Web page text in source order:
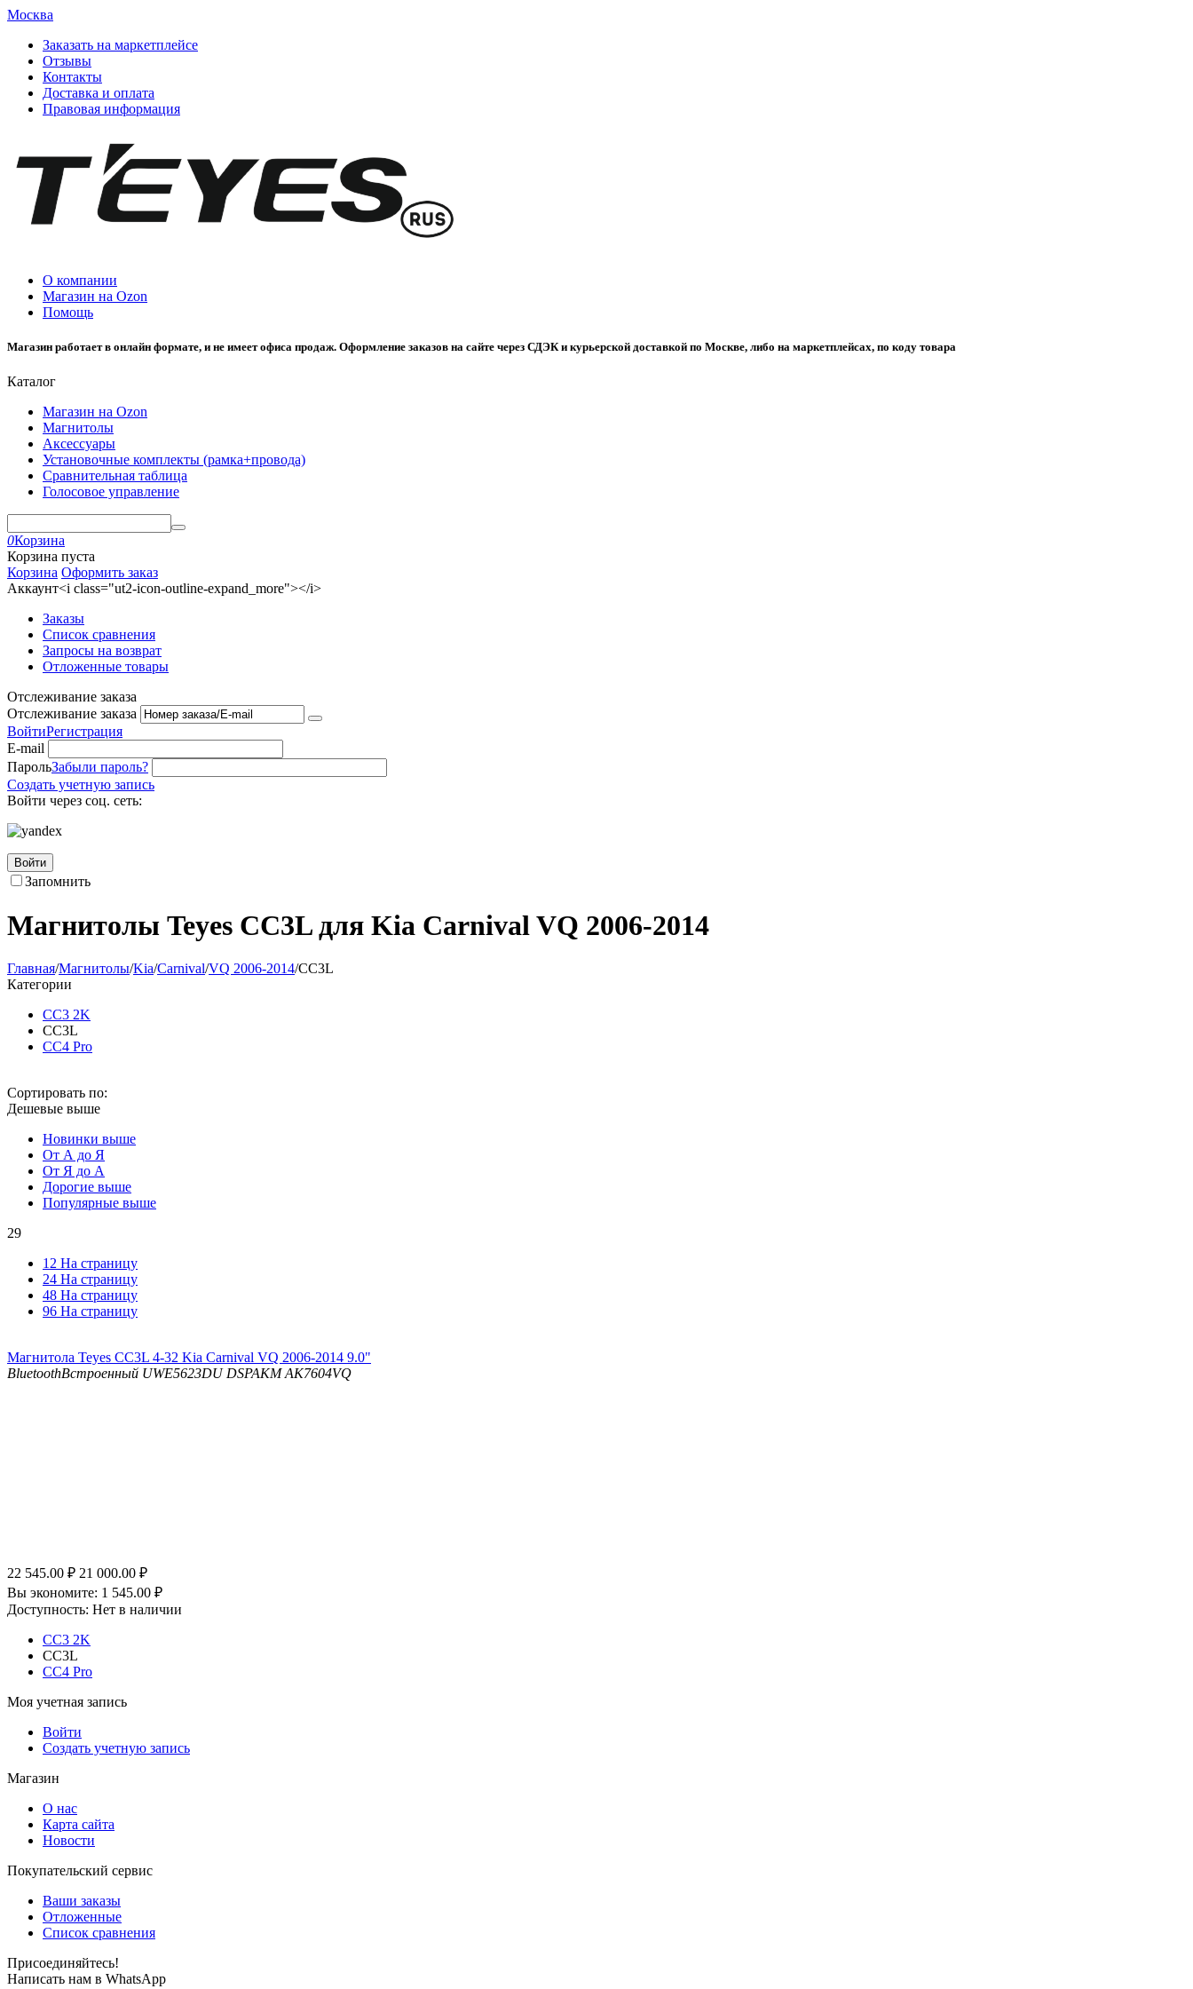
Москва
Заказать на маркетплейсе
Отзывы
Контакты
Доставка и оплата
Правовая информация
О компании
Магазин на Ozon
Помощь
Магазин работает в онлайн формате, и не имеет офиса продаж. Оформление заказов на сайте через СДЭК и курьерской доставкой по Москве, либо на маркетплейсах, по коду товара
Каталог
Магазин на Ozon
Магнитолы
Аксессуары
Установочные комплекты (рамка+провода)
Сравнительная таблица
Голосовое управление
0Корзина
Корзина пуста
Корзина Оформить заказ
Аккаунт<i class="ut2-icon-outline-expand_more"></i>
Заказы
Список сравнения
Запросы на возврат
Отложенные товары
Отслеживание заказа
Отслеживание заказа
ВойтиРегистрация
E-mail
ПарольЗабыли пароль?
Создать учетную запись
Войти через соц. сеть:
Войти
Запомнить
Магнитолы Teyes CC3L для Kia Carnival VQ 2006-2014
Главная/Магнитолы/Kia/Carnival/VQ 2006-2014/CC3L
Категории
CC3 2K
CC3L
CC4 Pro
Сортировать по:
Дешевые выше
Новинки выше
От А до Я
От Я до А
Дорогие выше
Популярные выше
29
12 На страницу
24 На страницу
48 На страницу
96 На страницу
Магнитола Teyes CC3L 4-32 Kia Carnival VQ 2006-2014 9.0"
BluetoothВстроенный UWE5623DU DSPAKM AK7604VQ
22 545.00 ₽ 21 000.00 ₽
Вы экономите: 1 545.00 ₽
Доступность: Нет в наличии
CC3 2K
CC3L
CC4 Pro
Моя учетная запись
Войти
Создать учетную запись
Магазин
О нас
Карта сайта
Новости
Покупательский сервис
Ваши заказы
Отложенные
Список сравнения
Присоединяйтесь!
Написать нам в WhatsApp